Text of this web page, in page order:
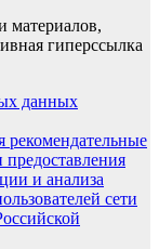
материалов,
гиперссылка
данных
и анализа
сети